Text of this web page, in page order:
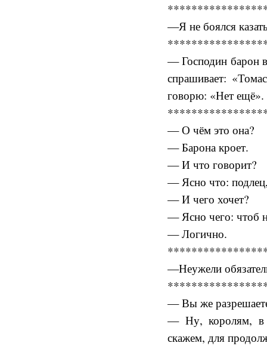
—Я не боялся
— Господин барон
спрашивает:
говорю: «Нет ещё».
— О чём это она?
— Барона кроет.
— И что говорит?
— Ясно что:
— И чего хочет?
— Ясно чего: чтоб
— Логично.
—Неужели
— Вы же
— Ну, королям, в
скажем, для